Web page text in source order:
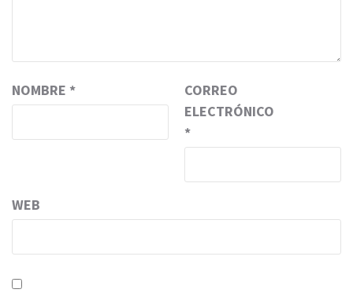
NOMBRE *
CORREO
ELECTRÓNICO
*
WEB